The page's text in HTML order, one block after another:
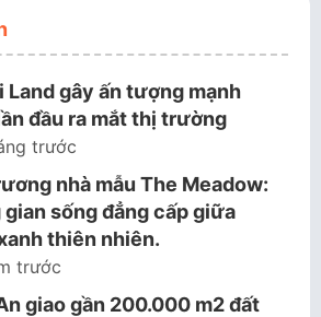
Land gây ấn tượng mạnh
đầu ra mắt thị trường
trước
nhà mẫu The Meadow:
gian sống đẳng cấp giữa
thiên nhiên.
trước
giao gần 200.000 m2 đất